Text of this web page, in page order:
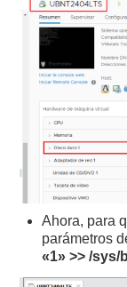
Ahora, para
parámetros
«1» >> /